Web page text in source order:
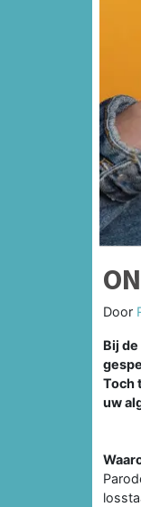
Door
Bij
Toch
uw